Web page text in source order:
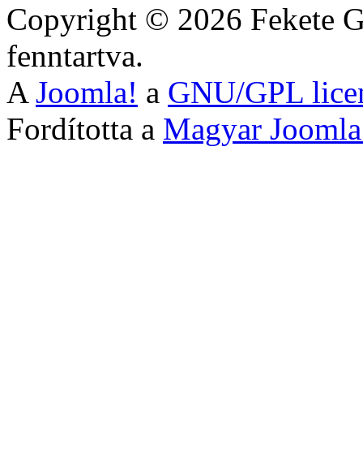
Copyright © 2026 Fekete
fenntartva.
A Joomla! a GNU/GPL
Fordította a Magyar